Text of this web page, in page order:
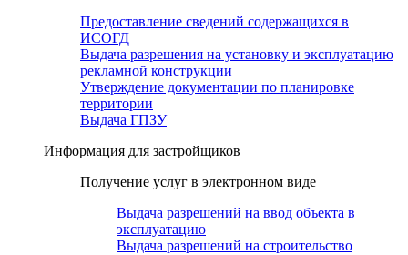
Предоставление сведений содержащихся в
ИСОГД
Выдача разрешения на установку и эксплуатацию
рекламной конструкции
Утверждение документации по планировке
территории
Выдача ГПЗУ
Информация для застройщиков
Получение услуг в электронном виде
Выдача разрешений на ввод объекта в
эксплуатацию
Выдача разрешений на строительство